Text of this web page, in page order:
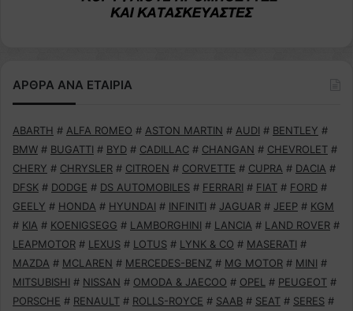
ΑΡΘΡΑ ΑΝΑ ΕΤΑΙΡΙΑ
ABARTH # ALFA ROMEO # ASTON MARTIN # AUDI # BENTLEY #
BMW # BUGATTI # BYD # CADILLAC # CHANGAN # CHEVROLET #
CHERY # CHRYSLER # CITROEN # CORVETTE # CUPRA # DACIA #
DFSK # DODGE # DS AUTOMOBILES # FERRARI # FIAT # FORD #
GEELY # HONDA # HYUNDAI # INFINITI # JAGUAR # JEEP # KGM
# KIA # KOENIGSEGG # LAMBORGHINI # LANCIA # LAND ROVER #
LEAPMOTOR # LEXUS # LOTUS # LYNK & CO # MASERATI #
MAZDA # MCLAREN # MERCEDES-BENZ # MG MOTOR # MINI #
MITSUBISHI # NISSAN # OMODA & JAECOO # OPEL # PEUGEOT #
PORSCHE # RENAULT # ROLLS-ROYCE # SAAB # SEAT # SERES #